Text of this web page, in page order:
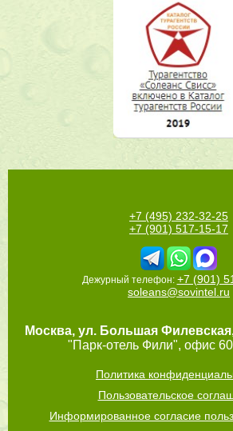
+7 (495) 232-32-25
+7 (901) 517-15-17
Дежурный телефон: +7 (901)
soleans@sovintel.ru
Москва, ул. Большая
"Парк-отель Фили", офис
Политика
Пользовательское
Информированное согласие